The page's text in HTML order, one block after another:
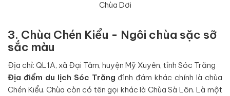
Chùa Dơi
3. Chùa Chén Kiểu - Ngôi chùa sặc sỡ
sắc màu
Địa chỉ: QL1A, xã Đại Tâm, huyện Mỹ Xuyên, tỉnh Sóc Trăng
Địa điểm du lịch Sóc Trăng đình đám khác chính là chùa
Chén Kiểu. Chùa còn có tên gọi khác là Chùa Sà Lôn. Là một